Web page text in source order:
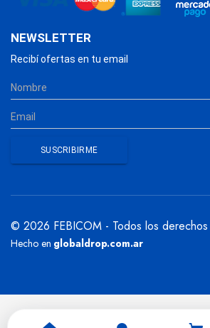
NEWSLETTER
Recibí ofertas en tu email
© 2026 FEBICOM - Todos los derechos
Hecho en globaldrop.com.ar